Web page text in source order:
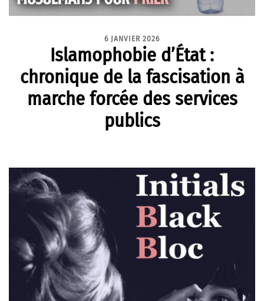
6 JANVIER 2026
Islamophobie d’État :
chronique de la fascisation à
marche forcée des services
publics